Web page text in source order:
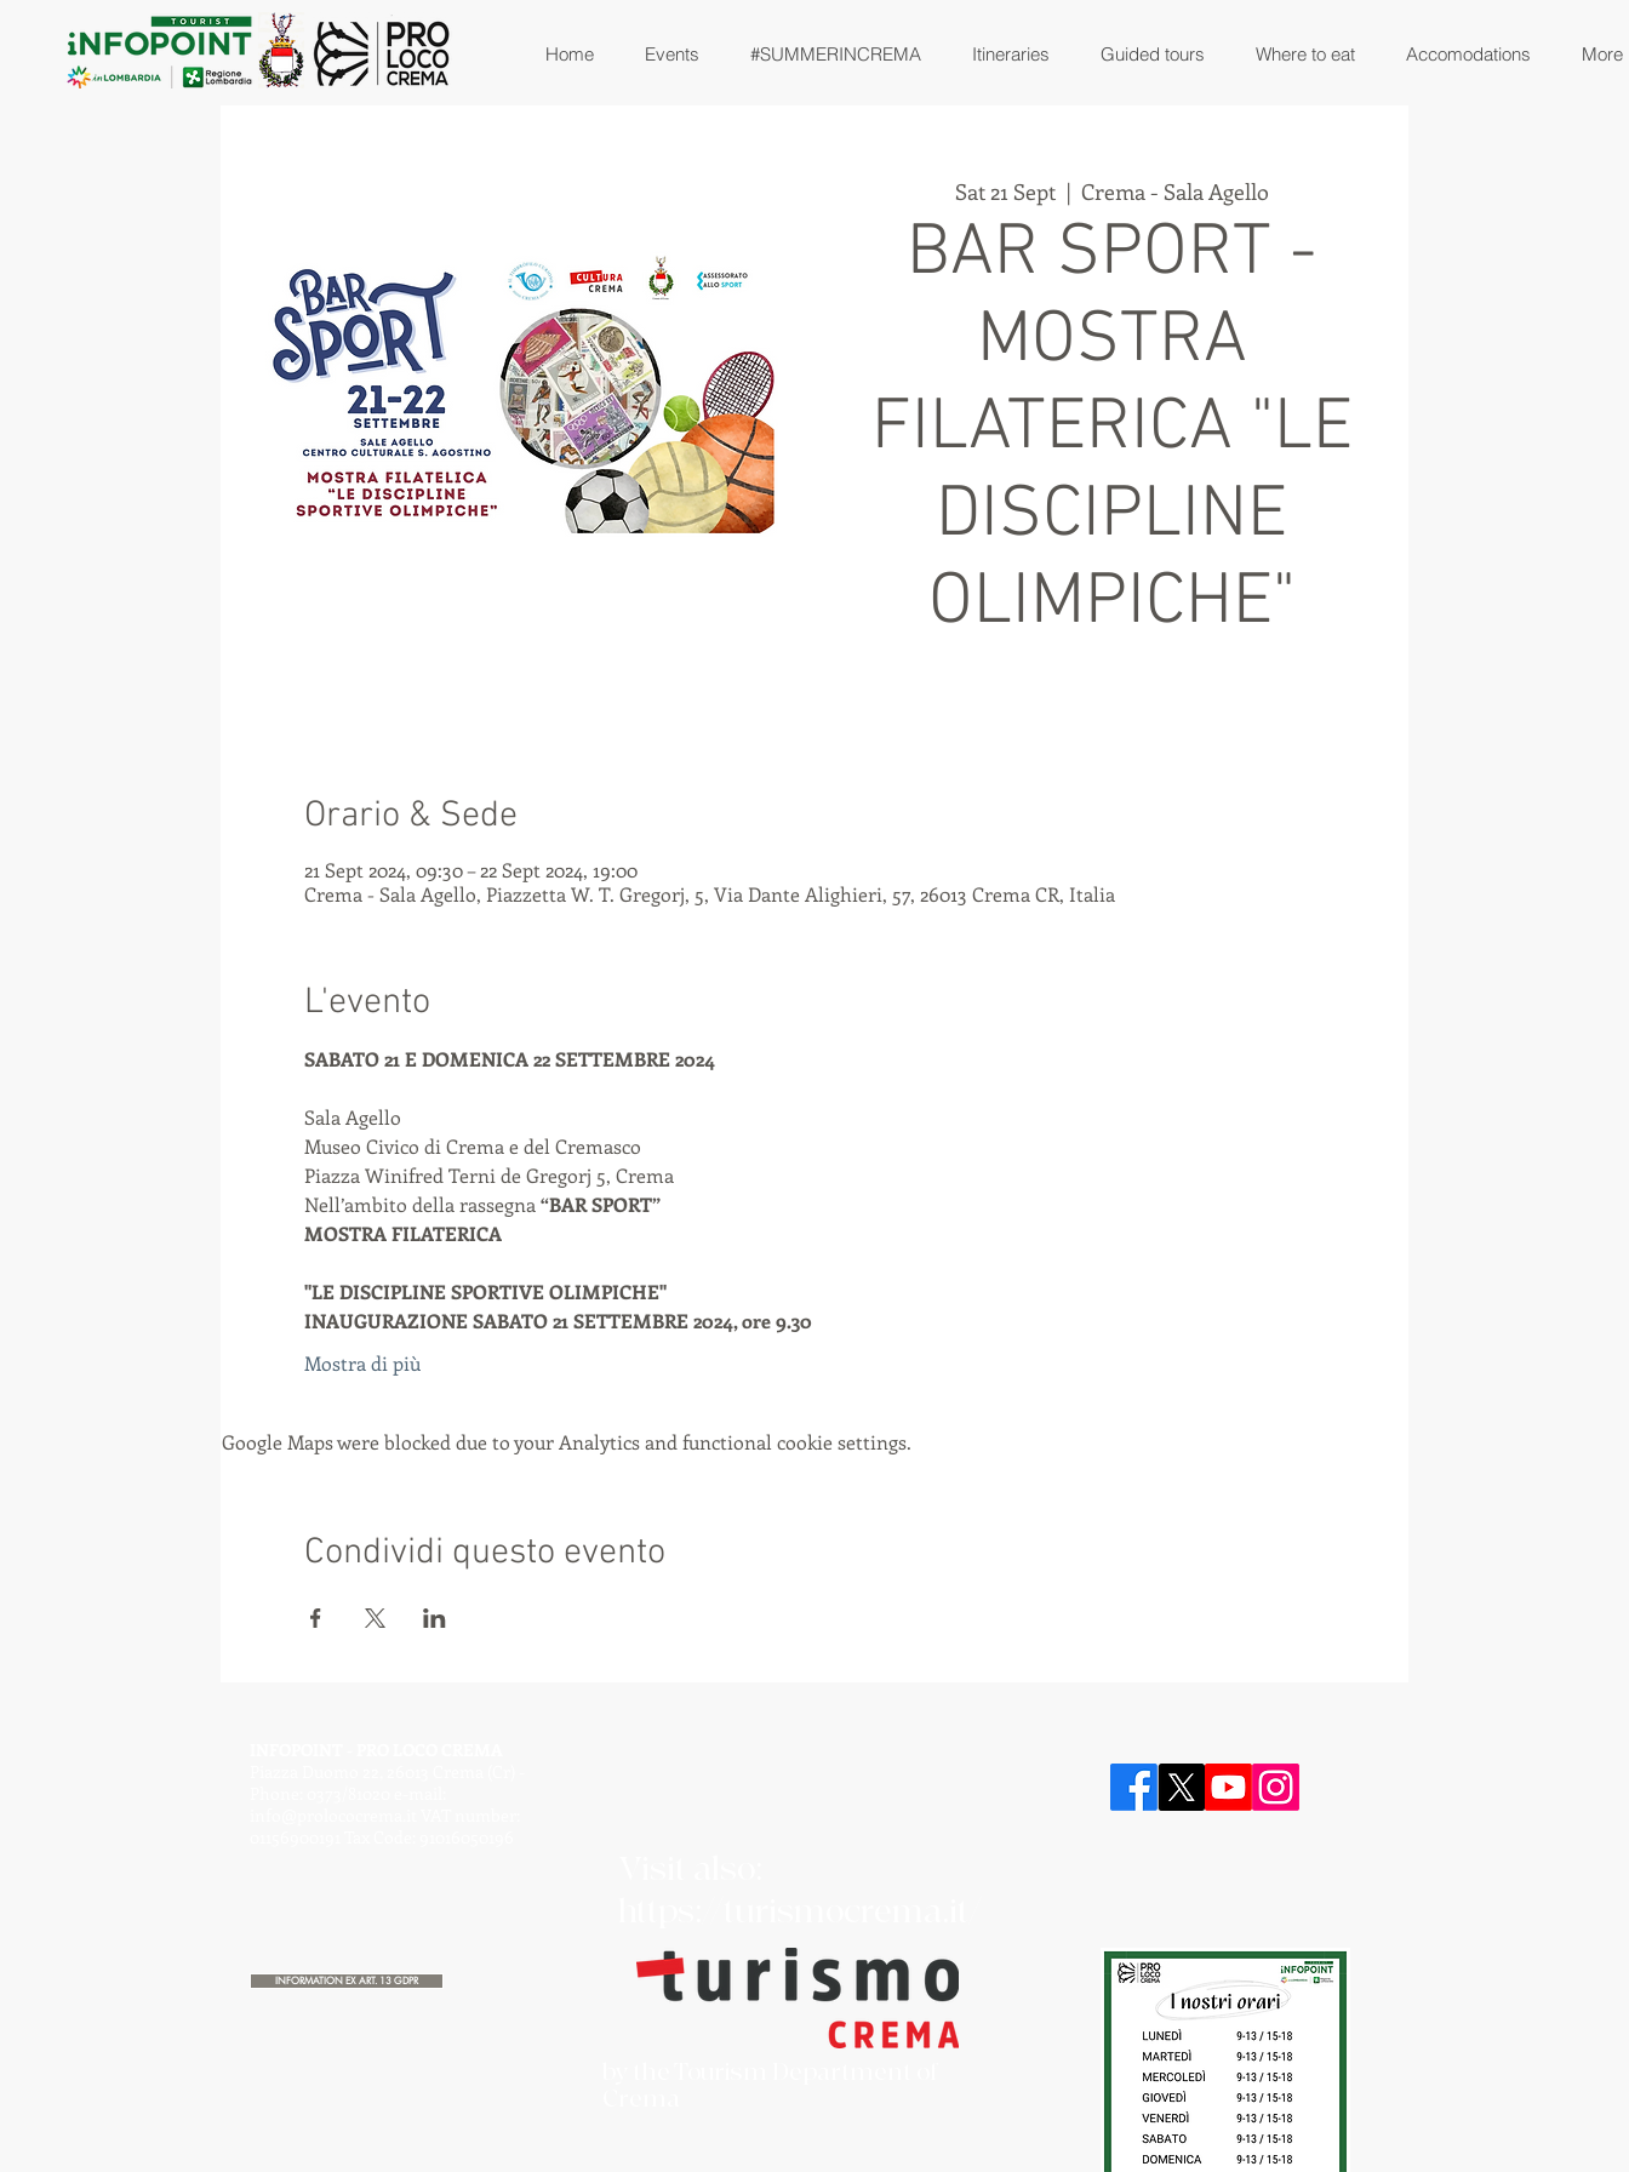
Home Events #SUMMERINCREMA Itineraries Guided tours Where to eat Accomodations More
Sat 21 Sept
  |
Crema - Sala Agello
BAR SPORT -
MOSTRA
FILATERICA "LE
DISCIPLINE
OLIMPICHE"
Orario & Sede
21 Sept 2024, 09:30 – 22 Sept 2024, 19:00
Crema - Sala Agello, Piazzetta W. T. Gregorj, 5, Via Dante Alighieri, 57, 26013 Crema CR, Italia
L'evento
SABATO 21 E DOMENICA 22 SETTEMBRE 2024
Sala Agello
Museo Civico di Crema e del Cremasco
Piazza Winifred Terni de Gregorj 5, Crema
Nell’ambito della rassegna “BAR SPORT”
MOSTRA FILATERICA
"LE DISCIPLINE SPORTIVE OLIMPICHE"
INAUGURAZIONE SABATO 21 SETTEMBRE 2024, ore 9.30
Mostra di più
Google Maps were blocked due to your Analytics and functional cookie settings.
Condividi questo evento
INFORMATION EX ART. 13 GDPR